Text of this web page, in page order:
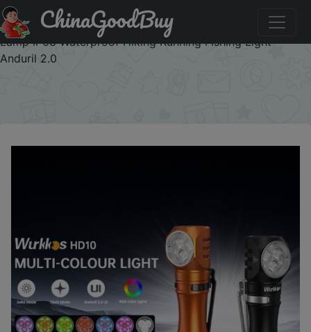
Промокод на скидку :IFPEOIAI Wurkkos HD10 Mini
Headlamp 1200LM Rechargeable LED Torch 14500 EDC
Lamp IP68 Waterproof Hiking Running Fishing Light
Anduril 2.0
ChinaGoodBuy